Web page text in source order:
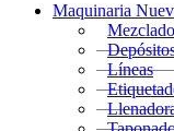
Maquinaria
Líneas